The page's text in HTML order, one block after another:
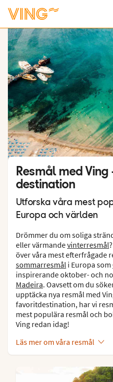
Resmål med
destination
Utforska våra mest
Europa och världen
Drömmer du om soliga
eller värmandevinterresmål
över våra mest efterfrågade
sommarresmål i Europa som
inspirerande oktober- och
Madeira. Oavsett om du
upptäcka nya resmål med
favoritdestination, har vi
mest populära resmål och
Ving redan idag!
Läs mer om våra resmål